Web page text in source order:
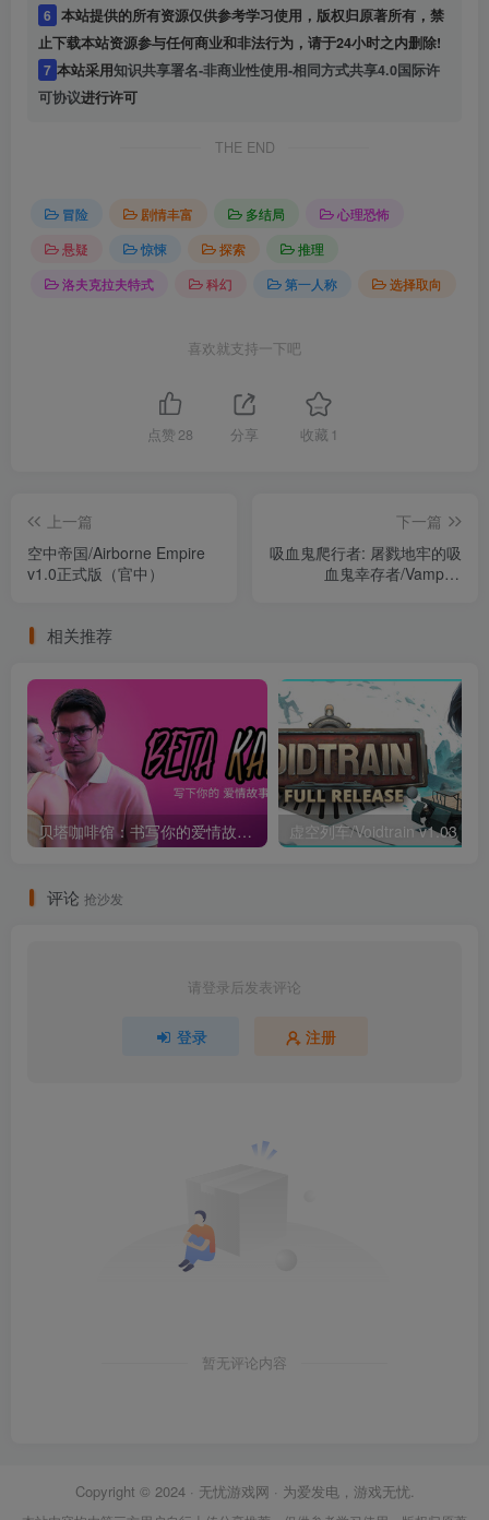
6 本站提供的所有资源仅供参考学习使用，版权归原著所有，禁
止下载本站资源参与任何商业和非法行为，请于24小时之内删除!
7 本站采用知识共享署名-非商业性使用-相同方式共享4.0国际许
可协议进行许可
THE END
冒险 剧情丰富 多结局
心理恐怖
悬疑
惊悚 探索
推理
洛夫克拉夫特式
科幻 第一人称 选择取向
喜欢就支持一下吧
点赞 28 分享 收藏 1
上一篇
空中帝国/Airborne Empire
v1.0正式版（官中）
下一篇
吸血鬼爬行者: 屠戮地牢的吸
血鬼幸存者/Vampire
相关推荐
贝塔咖啡馆：书写你的爱情故事/Beta Kafe : Write Your Love Story Build.22891919（官中）
评论 抢沙发
请登录后发表评论
登录 注册
暂无评论内容
Copyright © 2024 · 无忧游戏网 · 为爱发电，游戏无忧.